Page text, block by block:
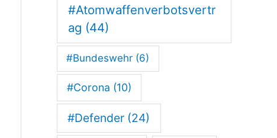
#Atomwaffenverbotsvertr
ag (44)
#Bundeswehr (6)
#Corona (10)
#Defender (24)